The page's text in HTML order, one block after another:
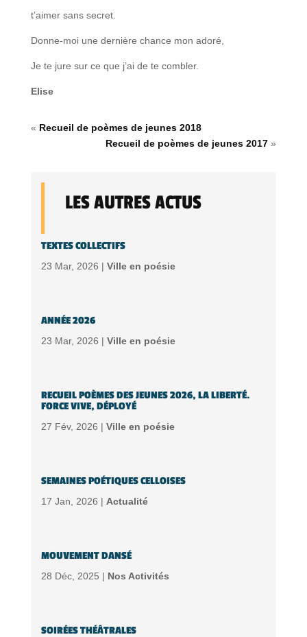
t’aimer sans secret.
Donne-moi une dernière chance mon adoré,
Je te jure sur ce que j’ai de te combler.
Elise
« Recueil de poèmes de jeunes 2018
Recueil de poèmes de jeunes 2017 »
LES AUTRES ACTUS
TEXTES COLLECTIFS
23 Mar, 2026 | Ville en poésie
ANNÉE 2026
23 Mar, 2026 | Ville en poésie
RECUEIL POÈMES DES JEUNES 2026, LA LIBERTÉ.
FORCE VIVE, DÉPLOYÉ
27 Fév, 2026 | Ville en poésie
SEMAINES POÉTIQUES CELLOISES
17 Jan, 2026 | Actualité
MOUVEMENT DANSÉ
28 Déc, 2025 | Nos Activités
SOIRÉES THÉÂTRALES